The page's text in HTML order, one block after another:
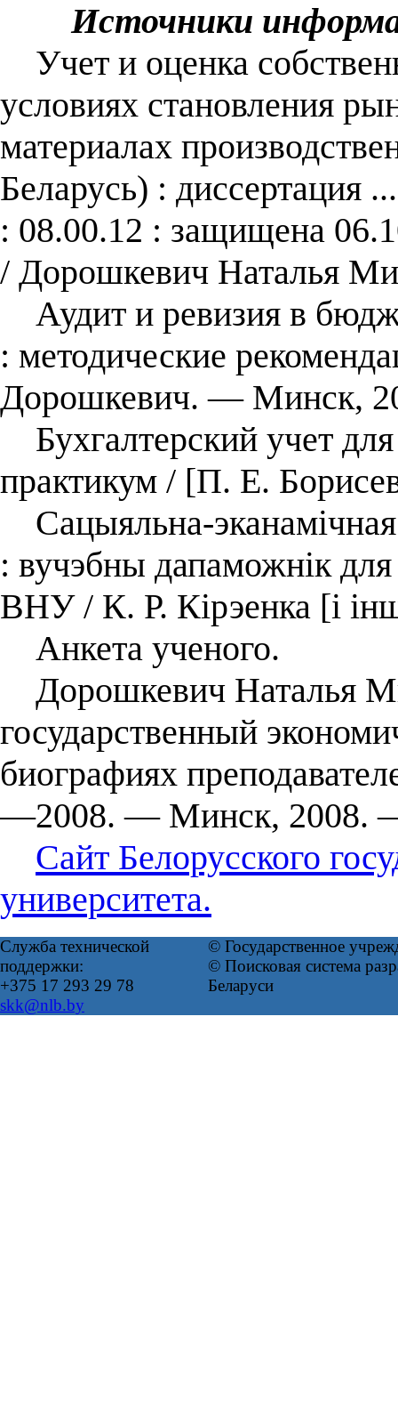
Источники
Учет и оценка
условиях становления
материалах
Беларусь) : диссертация
: 08.00.12 : защищена
/ Дорошкевич Наталья
Аудит и ревизия в
: методические
Дорошкевич. ― Минск,
Бухгалтерский учет
практикум / [П. Е.
Сацыяльна-эканамічная
: вучэбны дапаможнік
ВНУ / К. Р. Кірэенка [і
Анкета ученого.
Дорошкевич Наталья
государственный
биографиях
—2008. — Минск, 2008.
Сайт Белорусского
университета.
Служба технической
поддержки:
+375 17 293 29 78
skk@nlb.by
© Государственное
© Поисковая система
Беларуси